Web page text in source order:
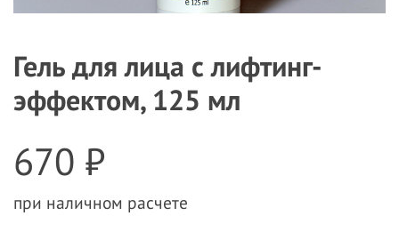
Гель для лица с лифтинг-
эффектом, 125 мл
670 ₽
при наличном расчете